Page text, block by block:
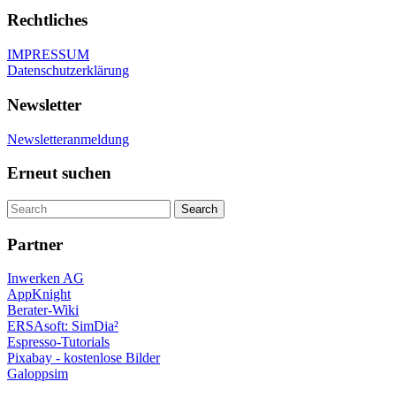
Rechtliches
IMPRESSUM
Datenschutzerklärung
Newsletter
Newsletteranmeldung
Erneut suchen
Partner
Inwerken AG
AppKnight
Berater-Wiki
ERSAsoft: SimDia²
Espresso-Tutorials
Pixabay - kostenlose Bilder
Galoppsim